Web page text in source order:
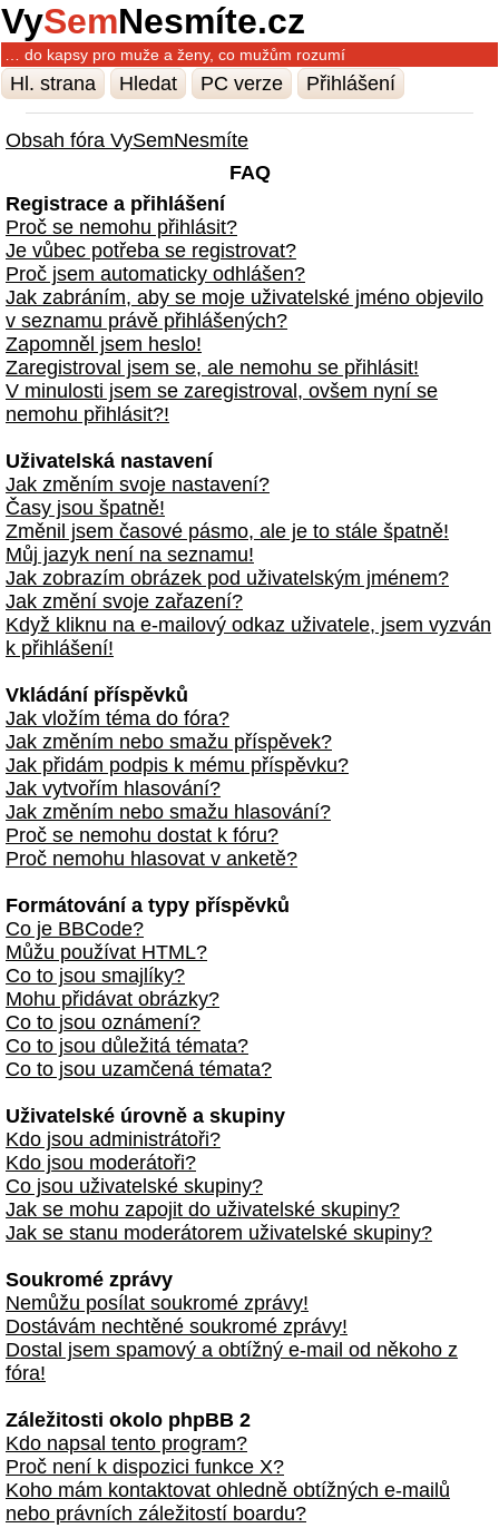
VySemNesmíte.cz
… do kapsy pro muže a ženy, co mužům rozumí
Hl. strana Hledat PC verze Přihlášení
Obsah fóra VySemNesmíte
FAQ
Registrace a přihlášení
Proč se nemohu přihlásit?
Je vůbec potřeba se registrovat?
Proč jsem automaticky odhlášen?
Jak zabráním, aby se moje uživatelské jméno objevilo
v seznamu právě přihlášených?
Zapomněl jsem heslo!
Zaregistroval jsem se, ale nemohu se přihlásit!
V minulosti jsem se zaregistroval, ovšem nyní se
nemohu přihlásit?!
Uživatelská nastavení
Jak změním svoje nastavení?
Časy jsou špatně!
Změnil jsem časové pásmo, ale je to stále špatně!
Můj jazyk není na seznamu!
Jak zobrazím obrázek pod uživatelským jménem?
Jak změní svoje zařazení?
Když kliknu na e-mailový odkaz uživatele, jsem vyzván
k přihlášení!
Vkládání příspěvků
Jak vložím téma do fóra?
Jak změním nebo smažu příspěvek?
Jak přidám podpis k mému příspěvku?
Jak vytvořím hlasování?
Jak změním nebo smažu hlasování?
Proč se nemohu dostat k fóru?
Proč nemohu hlasovat v anketě?
Formátování a typy příspěvků
Co je BBCode?
Můžu používat HTML?
Co to jsou smajlíky?
Mohu přidávat obrázky?
Co to jsou oznámení?
Co to jsou důležitá témata?
Co to jsou uzamčená témata?
Uživatelské úrovně a skupiny
Kdo jsou administrátoři?
Kdo jsou moderátoři?
Co jsou uživatelské skupiny?
Jak se mohu zapojit do uživatelské skupiny?
Jak se stanu moderátorem uživatelské skupiny?
Soukromé zprávy
Nemůžu posílat soukromé zprávy!
Dostávám nechtěné soukromé zprávy!
Dostal jsem spamový a obtížný e-mail od někoho z
fóra!
Záležitosti okolo phpBB 2
Kdo napsal tento program?
Proč není k dispozici funkce X?
Koho mám kontaktovat ohledně obtížných e-mailů
nebo právních záležitostí boardu?